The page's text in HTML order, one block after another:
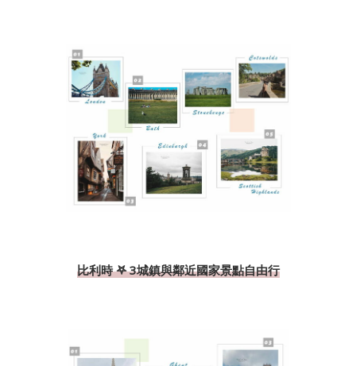
比利時 𖤐 3城鎮與鄰近國家景點自由行